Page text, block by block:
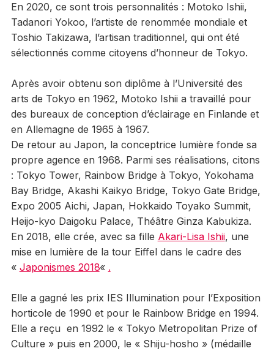
En 2020, ce sont trois personnalités : Motoko Ishii,
Tadanori Yokoo, l’artiste de renommée mondiale et
Toshio Takizawa, l’artisan traditionnel, qui ont été
sélectionnés comme citoyens d’honneur de Tokyo.
Après avoir obtenu son diplôme à l’Université des
arts de Tokyo en 1962, Motoko Ishii a travaillé pour
des bureaux de conception d’éclairage en Finlande et
en Allemagne de 1965 à 1967.
De retour au Japon, la conceptrice lumière fonde sa
propre agence en 1968. Parmi ses réalisations, citons
: Tokyo Tower, Rainbow Bridge à Tokyo, Yokohama
Bay Bridge, Akashi Kaikyo Bridge, Tokyo Gate Bridge,
Expo 2005 Aichi, Japan, Hokkaido Toyako Summit,
Heijo-kyo Daigoku Palace, Théâtre Ginza Kabukiza.
En 2018, elle crée, avec sa fille Akari-Lisa Ishii, une
mise en lumière de la tour Eiffel dans le cadre des
« Japonismes 2018« .
Elle a gagné les prix IES Illumination pour l’Exposition
horticole de 1990 et pour le Rainbow Bridge en 1994.
Elle a reçu en 1992 le « Tokyo Metropolitan Prize of
Culture » puis en 2000, le « Shiju-hosho » (médaille